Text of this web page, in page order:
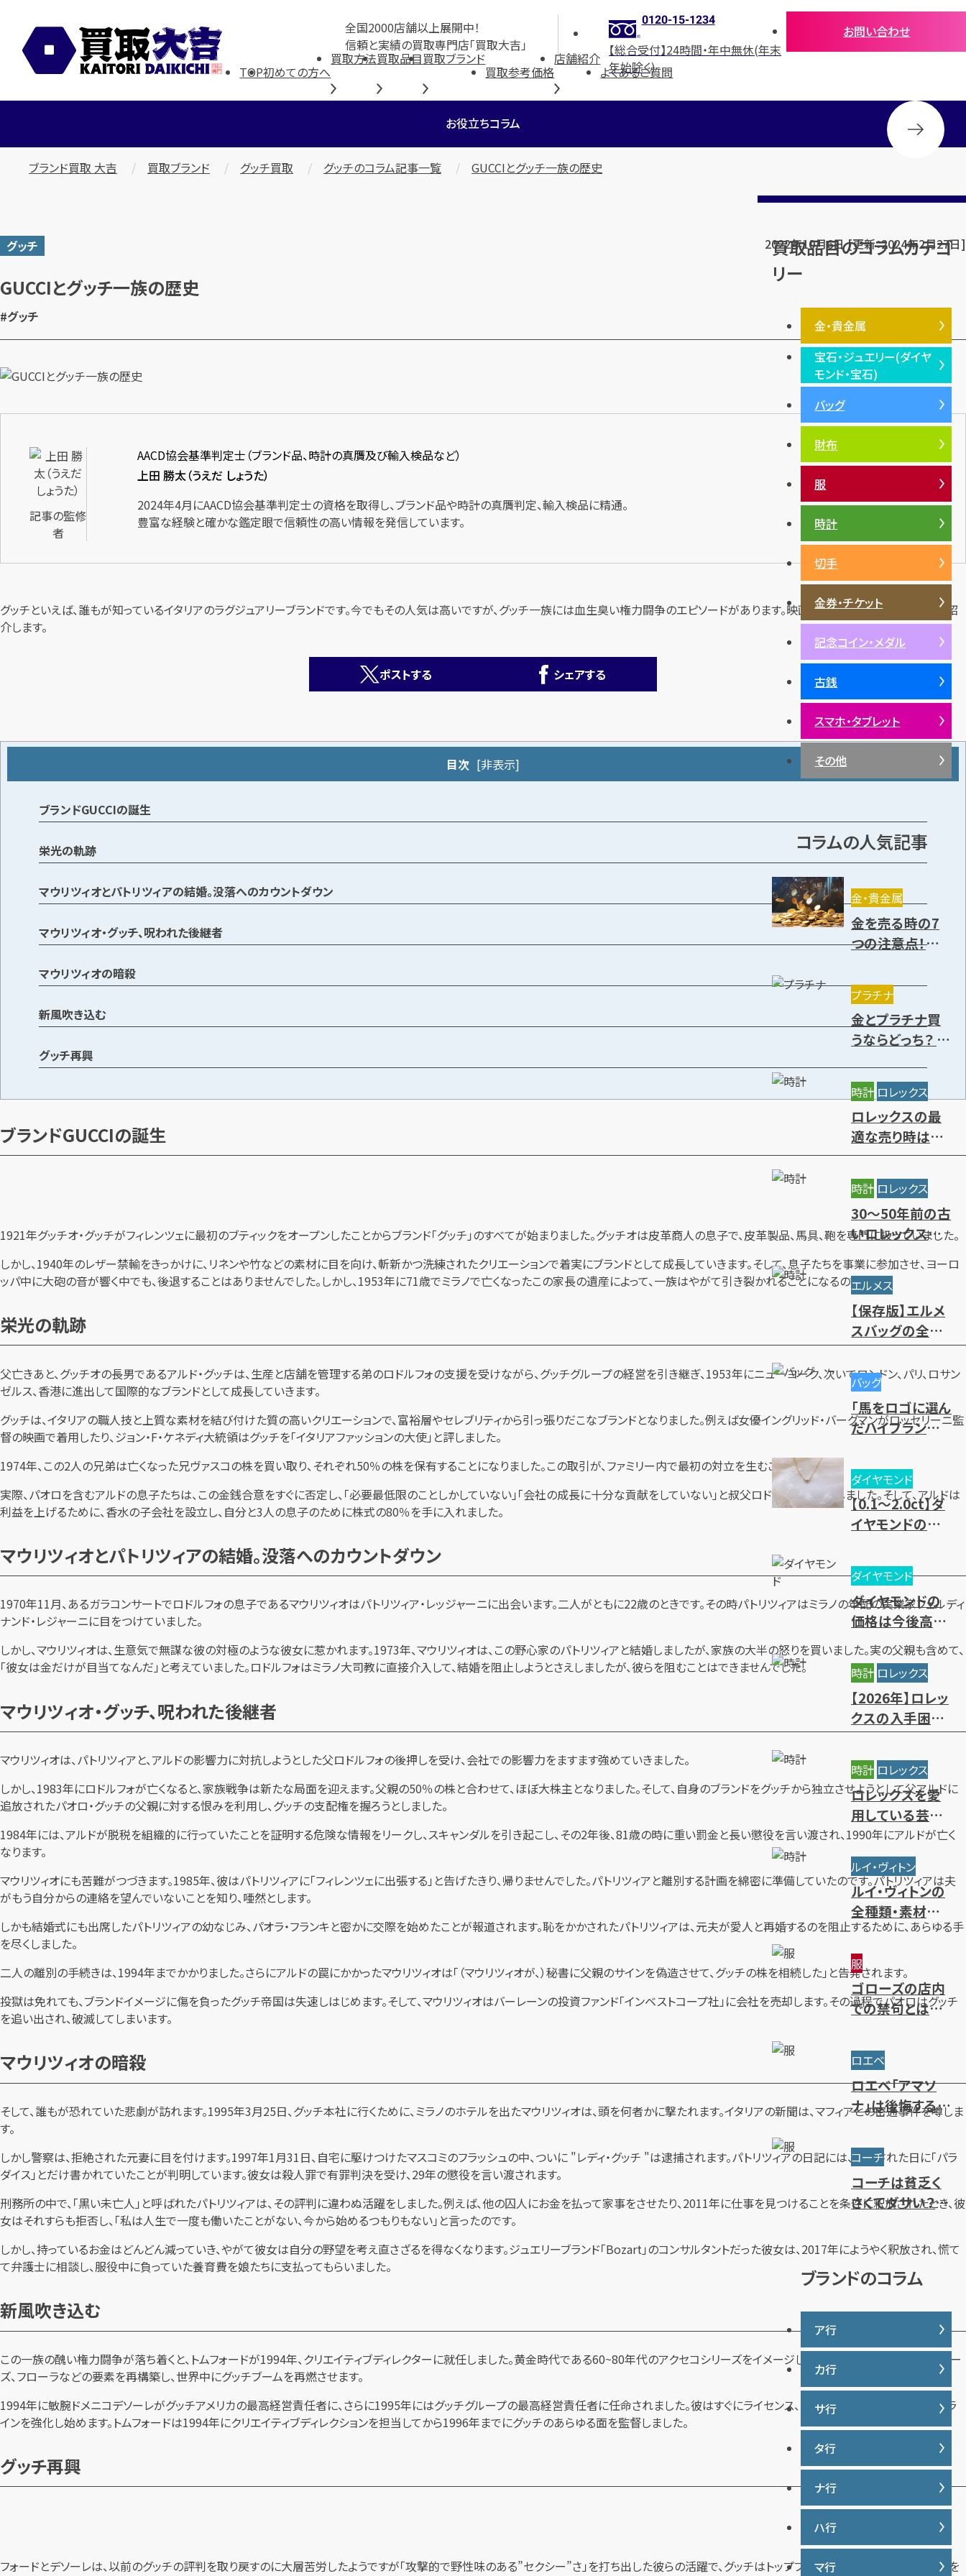
全国2000店舗以上展開中！
信頼と実績の買取専門店「買取大吉」
0120-15-1234
【総合受付】24時間・年中無休(年末
年始除く)
お問い合わせ
TOP初めての方へ
買取方法買取品目買取ブランド
買取参考価格
店舗紹介
よくあるご質問
お役立ちコラム
ブランド買取 大吉 買取ブランド グッチ買取 グッチのコラム記事一覧 GUCCIとグッチ一族の歴史
グッチ 2022年10月6日 [更新：2024年2月27日]
GUCCIとグッチ一族の歴史
#グッチ
記事の監修
者
AACD協会基準判定士（ブランド品、時計の真贋及び輸入検品など）
上田 勝太（うえだ しょうた）
2024年4月にAACD協会基準判定士の資格を取得し、ブランド品や時計の真贋判定、輸入検品に精通。
豊富な経験と確かな鑑定眼で信頼性の高い情報を発信しています。
グッチといえば、誰もが知っているイタリアのラグジュアリーブランドです。今でもその人気は高いですが、グッチ一族には血生臭い権力闘争のエピソードがあります。映画にもなるほどのこのドラマを紹
介します。
ポストする シェアする
目次 [非表示]
ブランドGUCCIの誕生
栄光の軌跡
マウリツィオとパトリツィアの結婚。没落へのカウントダウン
マウリツィオ・グッチ、呪われた後継者
マウリツィオの暗殺
新風吹き込む
グッチ再興
ブランドGUCCIの誕生
1921年グッチオ・グッチがフィレンツェに最初のブティックをオープンしたことからブランド「グッチ」のすべてが始まりました。グッチオは皮革商人の息子で、皮革製品、馬具、鞄を専門に扱っていました。
しかし、1940年のレザー禁輸をきっかけに、リネンや竹などの素材に目を向け、斬新かつ洗練されたクリエーションで着実にブランドとして成長していきます。そして、息子たちを事業に参加させ、ヨーロ
ッパ中に大砲の音が響く中でも、後退することはありませんでした。しかし、1953年に71歳でミラノで亡くなったこの家長の遺産によって、一族はやがて引き裂かれることになるのです…。
栄光の軌跡
父亡きあと、グッチオの長男であるアルド・グッチは、生産と店舗を管理する弟のロドルフォの支援を受けながら、グッチグループの経営を引き継ぎ、1953年にニューヨーク、次いでロンドン、パリ、ロサン
ゼルス、香港に進出して国際的なブランドとして成長していきます。
グッチは、イタリアの職人技と上質な素材を結び付けた質の高いクリエーションで、富裕層やセレブリティから引っ張りだこなブランドとなりました。例えば女優イングリッド・バーグマンがロッセリーニ監
督の映画で着用したり、ジョン・F・ケネディ大統領はグッチを「イタリアファッションの大使」と評しました。
1974年、この2人の兄弟は亡くなった兄ヴァスコの株を買い取り、それぞれ50％の株を保有することになりました。この取引が、ファミリー内で最初の対立を生むことになります。
実際、パオロを含むアルドの息子たちは、この金銭合意をすぐに否定し、「必要最低限のことしかしていない」「会社の成長に十分な貢献をしていない」と叔父ロドルフォを非難しました。そして、アルドは
利益を上げるために、香水の子会社を設立し、自分と3人の息子のために株式の80％を手に入れました。
マウリツィオとパトリツィアの結婚。没落へのカウントダウン
1970年11月、あるガラコンサートでロドルフォの息子であるマウリツィオはパトリツィア・レッジャーニに出会います。二人がともに22歳のときです。その時パトリツィアはミラノの年配の実業家フェルディ
ナンド・レジャーニに目をつけていました。
しかし、マウリツィオは、生意気で無謀な彼の対極のような彼女に惹かれます。1973年、マウリツィオは、この野心家のパトリツィアと結婚しましたが、家族の大半の怒りを買いました。実の父親も含めて、
「彼女は金だけが目当てなんだ」と考えていました。ロドルフォはミラノ大司教に直接介入して、結婚を阻止しようとさえしましたが、彼らを阻むことはできませんでした。
マウリツィオ・グッチ、呪われた後継者
マウリツィオは、パトリツィアと、アルドの影響力に対抗しようとした父ロドルフォの後押しを受け、会社での影響力をますます強めていきました。
しかし、1983年にロドルフォが亡くなると、家族戦争は新たな局面を迎えます。父親の50％の株と合わせて、ほぼ大株主となりました。そして、自身のブランドをグッチから独立させようとして父アルドに
追放されたパオロ・グッチの父親に対する恨みを利用し、グッチの支配権を握ろうとしました。
1984年には、アルドが脱税を組織的に行っていたことを証明する危険な情報をリークし、スキャンダルを引き起こし、その2年後、81歳の時に重い罰金と長い懲役を言い渡され、1990年にアルドが亡く
なります。
マウリツィオにも苦難がつづきます。1985年、彼はパトリツィアに「フィレンツェに出張する」と告げたきり、帰りませんでした。パトリツィアと離別する計画を綿密に準備していたのです。パトリツィアは夫
がもう自分からの連絡を望んでいないことを知り、唖然とします。
しかも結婚式にも出席したパトリツィアの幼なじみ、パオラ・フランキと密かに交際を始めたことが報道されます。恥をかかされたパトリツィアは、元夫が愛人と再婚するのを阻止するために、あらゆる手
を尽くしました。
二人の離別の手続きは、1994年までかかりました。さらにアルドの罠にかかったマウリツィオは「（マウリツィオが、）秘書に父親のサインを偽造させて、グッチの株を相続した」と告発されます。
投獄は免れても、ブランドイメージに傷を負ったグッチ帝国は失速しはじめます。そして、マウリツィオはバーレーンの投資ファンド「インベストコープ社」に会社を売却します。その過程でパオロはグッチ
を追い出され、破滅してしまいます。
マウリツィオの暗殺
そして、誰もが恐れていた悲劇が訪れます。1995年3月25日、グッチ本社に行くために、ミラノのホテルを出たマウリツィオは、頭を何者かに撃たれます。イタリアの新聞は、マフィアとの密通事件を噂しま
す。
しかし警察は、拒絶された元妻に目を付けます。1997年1月31日、自宅に駆けつけたマスコミのフラッシュの中、ついに "レディ・グッチ "は逮捕されます。パトリツィアの日記には、殺害された日に「パラ
ダイス」とだけ書かれていたことが判明しています。彼女は殺人罪で有罪判決を受け、29年の懲役を言い渡されます。
刑務所の中で、「黒い未亡人」と呼ばれたパトリツィアは、その評判に違わぬ活躍をしました。例えば、他の囚人にお金を払って家事をさせたり、2011年に仕事を見つけることを条件に釈放されたとき、彼
女はそれすらも拒否し、「私は人生で一度も働いたことがない、今から始めるつもりもない」と言ったのです。
しかし、持っているお金はどんどん減っていき、やがて彼女は自分の野望を考え直さざるを得なくなります。ジュエリーブランド「Bozart」のコンサルタントだった彼女は、2017年にようやく釈放され、慌て
て弁護士に相談し、服役中に負っていた養育費を娘たちに支払ってもらいました。
新風吹き込む
この一族の醜い権力闘争が落ち着くと、トムフォードが1994年、クリエイティブディレクターに就任しました。黄金時代である60~80年代のアクセコシリーズをイメージして、ミニマムGGやバンブーシリー
ズ、フローラなどの要素を再構築し、世界中にグッチブームを再燃させます。
1994年に敏腕ドメニコデソーレがグッチアメリカの最高経営責任者に、さらに1995年にはグッチグループの最高経営責任者に任命されました。彼はすぐにライセンス、フランチャイズ、そしてセカンドラ
インを強化し始めます。トムフォードは1994年にクリエイティブディレクションを担当してから1996年までにグッチのあらゆる面を監督しました。
グッチ再興
フォードとデソーレは、以前のグッチの評判を取り戻すのに大層苦労したようですが「攻撃的で野性味のある”セクシー”さ」を打ち出した彼らの活躍で、グッチはトップブランドに返り咲き、奇跡の再生を
買取品目のコラムカテゴ
リー
金・貴金属
金・貴金属TOP
プラチナ
銀・シルバー
宝石・ジュエリー(ダイヤ
モンド・宝石)
宝石・ジュエリー(ダイヤモン
ド・宝石)TOP
ダイヤモンド
サファイア
パール
サンゴ
ヒスイ
バッグ
財布
服
時計
切手
金券・チケット
記念コイン・メダル
古銭
スマホ・タブレット
その他
コラムの人気記事
金・貴金属
金を売る時の7
つの注意点！売り
きる種類を解説
プラチナ
金とプラチナ買
うならどっち？ 特
い・今後の資産
価値を解説
時計 ロレックス
ロレックスの最
適な売り時はい
つ？円安の影響
と高価買取時期
7選
時計 ロレックス
30～50年前の古
いロレックスに
代別の買取相場
や高価買取のコ
ツ
エルメス
【保存版】エルメ
スバッグの全種
類一覧｜人気・
廃盤モデル～レ
ディース・メンズ
まで一挙紹介
バッグ
「馬をロゴに選ん
だハイブランド」
ダイヤモンド
【0.1～2.0ct】ダ
イヤモンドの買
値基準と売却時
のポイントとは？
ダイヤモンド
ダイヤモンドの
価格は今後高騰
する？相場推移と
値上がりの背景
時計 ロレックス
【2026年】ロレッ
クスの入手困難
ランキング｜買
えないレアモデ
ルの特徴
時計 ロレックス
ロレックスを愛
用している芸能
人・有名人をモデ
ル別にご紹介
ルイ・ヴィトン
ルイ・ヴィトンの
全種類・素材一
覧｜人気・定番
～限定・廃盤ライ
ンまで一挙紹介
服
ゴローズの店内
での禁句とは？
抽選方法を解説
ロエベ
ロエベ「アマソ
ナ」は後悔するほ
勝手やサイズ・人
気色を解説
コーチ
コーチは貧乏く
さくてダサい？年
ドイメージを解
ブランドのコラム
ア行
IWC
ヴァシュロンコンスタンタン
ウブロ
エルメス
オーデマ ピゲ
オメガ
カ行
カナダグース
カルティエ
グッチ
クロムハーツ
ケイト・スペード
コーチ
サ行
サマンサタバサ
ジーショック
ジャガー・ルクルト
シャネル
シュプリーム
ショパール
タ行
タグ・ホイヤー
ディオール
ティファニー
トリーバーチ
ナ行
ナイキ
ハ行
バーバリー
マ行